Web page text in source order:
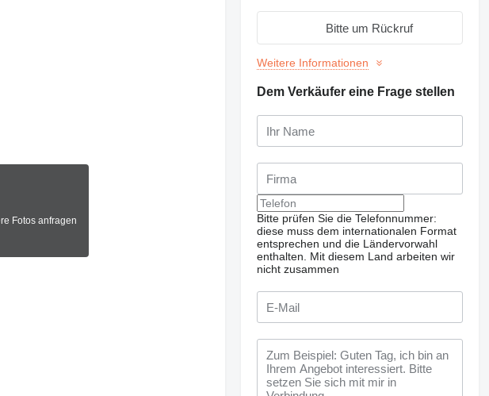
Fotos anfragen
Bitte um Rückruf
Weitere Informationen
Dem Verkäufer eine Frage stellen
Bitte prüfen Sie die Telefonnummer:
diese muss dem internationalen Format
entsprechen und die Ländervorwahl
enthalten.
Mit diesem Land arbeiten wir
nicht zusammen